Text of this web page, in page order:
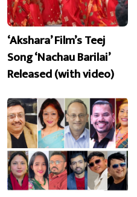
‘Akshara’ Film’s Teej
Song ‘Nachau Barilai’
Released (with video)